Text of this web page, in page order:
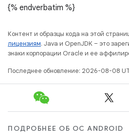
{% endverbatim %}
Контент и образцы кода на этой
лицензиям. Java и OpenJDK – это
знаки корпорации Oracle и ее
Последнее обновление: 2026-08-08
ПОДРОБНЕЕ ОБ ОС ANDROID